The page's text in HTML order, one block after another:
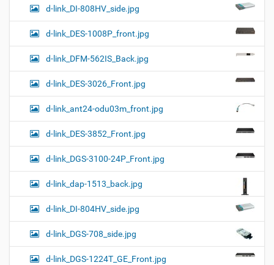
d-link_DI-808HV_side.jpg
d-link_DES-1008P_front.jpg
d-link_DFM-562IS_Back.jpg
d-link_DES-3026_Front.jpg
d-link_ant24-odu03m_front.jpg
d-link_DES-3852_Front.jpg
d-link_DGS-3100-24P_Front.jpg
d-link_dap-1513_back.jpg
d-link_DI-804HV_side.jpg
d-link_DGS-708_side.jpg
d-link_DGS-1224T_GE_Front.jpg